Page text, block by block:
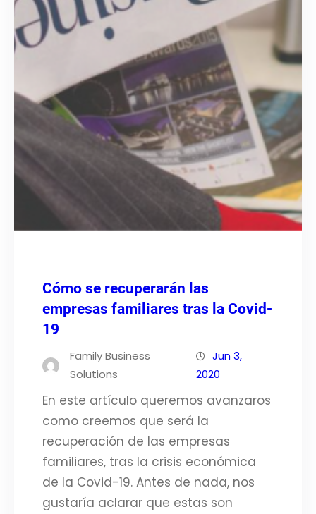
Cómo se recuperarán las
empresas familiares tras la Covid-
19
Family Business
Solutions
Jun 3,
2020
En este artículo queremos avanzaros
como creemos que será la
recuperación de las empresas
familiares, tras la crisis económica
de la Covid-19. Antes de nada, nos
gustaría aclarar que estas son